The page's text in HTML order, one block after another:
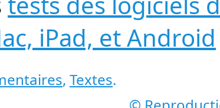
iPad, et Android
, Textes.